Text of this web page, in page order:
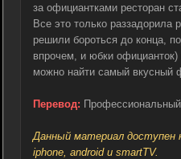
за официантками ресторан
Все это только раззадорила
решили бороться до конца,
впрочем, и юбки
можно найти самый вкусный
Перевод: Профессиональный
Данный материал доступен
iphone, android и smartTV.